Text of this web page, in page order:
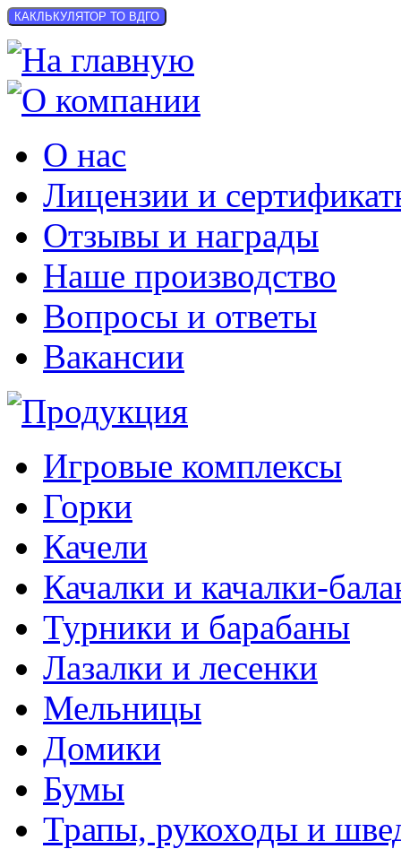
КАКЛЬКУЛЯТОР ТО ВДГО
О нас
Лицензии и
Отзывы и награды
Наше производство
Вопросы и ответы
Вакансии
Игровые комплексы
Горки
Качели
Качалки и качалки-
Турники и барабаны
Лазалки и лесенки
Мельницы
Домики
Бумы
Трапы, рукоходы и